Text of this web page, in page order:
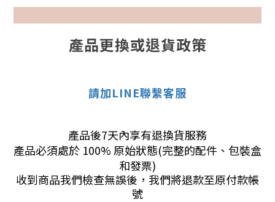
產品更換或退貨政策
請加LINE聯繫客服
產品後7天內享有退換貨服務
產品必須處於 100% 原始狀態(完整的配件、包裝盒
和發票)
收到商品我們檢查無誤後，我們將退款至原付款帳
號